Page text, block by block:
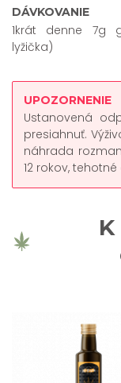
DÁVKOVANIE
1krát denne 7g
lyžička)
UPOZORNENIE
Ustanovená
presiahnuť.
náhrada
12 rokov,